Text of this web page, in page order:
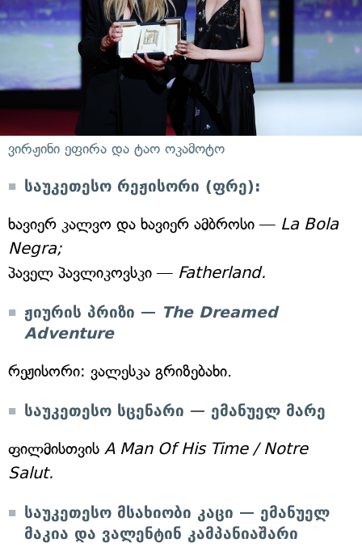
ვირჟინი ეფირა და ტაო ოკამოტო
საუკეთესო რეჟისორი (ფრე):
ხავიერ კალვო და ხავიერ ამბროსი — La Bola
Negra;
პაველ პავლიკოვსკი — Fatherland.
ჟიურის პრიზი — The Dreamed
Adventure
რეჟისორი: ვალესკა გრიზებახი.
საუკეთესო სცენარი — ემანუელ მარე
ფილმისთვის A Man Of His Time / Notre
Salut.
საუკეთესო მსახიობი კაცი — ემანუელ
მაკია და ვალენტინ კამპანიაშარი